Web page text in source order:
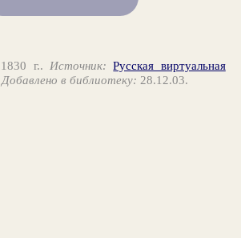
1830 г.. Источник: Русская виртуальная
Добавлено в библиотеку: 28.12.03.